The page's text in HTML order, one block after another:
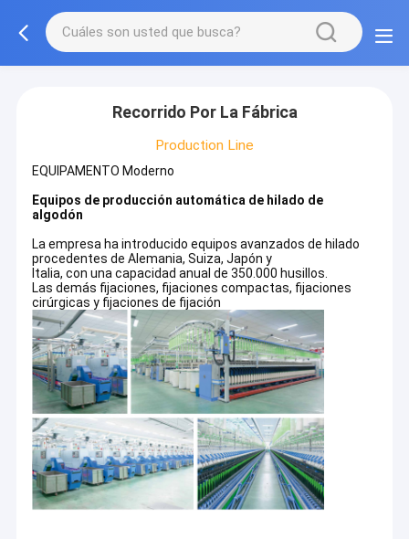
Recorrido Por La Fábrica
Production Line
EQUIPAMENTO Moderno
Equipos de producción automática de hilado de
algodón
La empresa ha introducido equipos avanzados de hilado
procedentes de Alemania, Suiza, Japón y
Italia, con una capacidad anual de 350.000 husillos.
Las demás fijaciones, fijaciones compactas, fijaciones
cirúrgicas y fijaciones de fijación